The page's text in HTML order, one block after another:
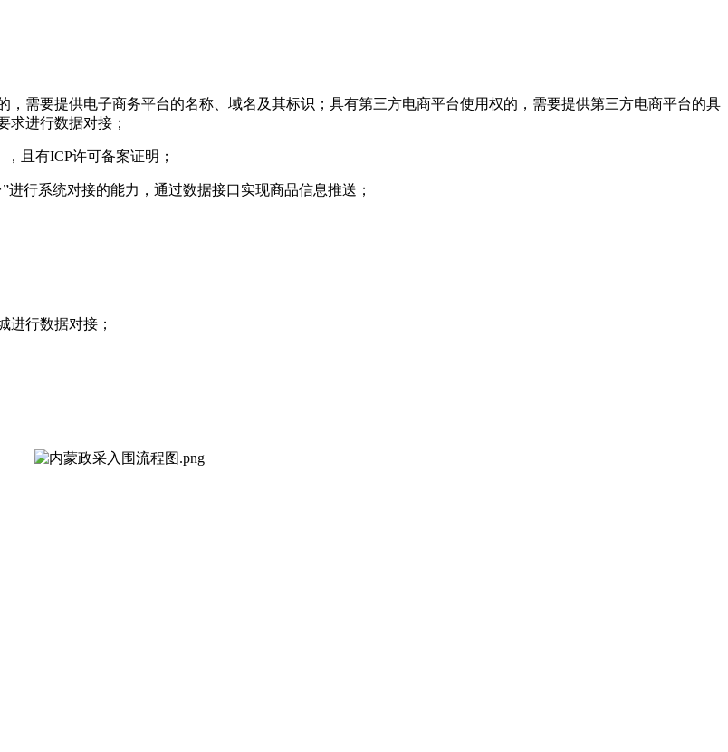
需要提供电子商务平台的名称、域名及其标识；具有第三方电商平台使用权的，需要提供第三方电商平台的具
求进行数据对接；
且有ICP许可备案证明；
行系统对接的能力，通过数据接口实现商品信息推送；
进行数据对接；